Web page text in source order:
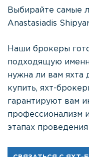
Выбирайте самые
Anastasiadis
Наши брокеры
подходящую
нужна ли вам яхта
купить, яхт-
гарантируют вам
профессионализм
этапах